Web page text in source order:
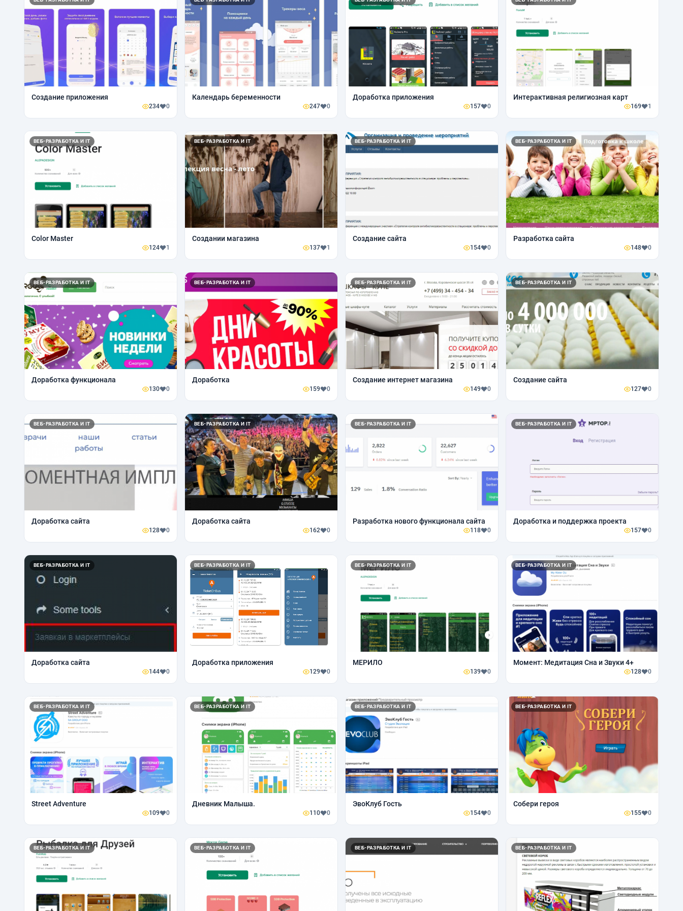
Создание приложения
234 0
Календарь беременности
247 0
Доработка приложения
157 0
Интерактивная религиозная карт
169 1
ВЕБ-РАЗРАБОТКА И IT
Color Master
124 1
ВЕБ-РАЗРАБОТКА И IT
Создании магазина
137 1
ВЕБ-РАЗРАБОТКА И IT
Создание сайта
154 0
ВЕБ-РАЗРАБОТКА И IT
Разработка сайта
148 0
ВЕБ-РАЗРАБОТКА И IT
Доработка функционала
130 0
ВЕБ-РАЗРАБОТКА И IT
Доработка
159 0
ВЕБ-РАЗРАБОТКА И IT
Создание интернет магазина
149 0
ВЕБ-РАЗРАБОТКА И IT
Создание сайта
127 0
ВЕБ-РАЗРАБОТКА И IT
Доработка сайта
128 0
ВЕБ-РАЗРАБОТКА И IT
Доработка сайта
162 0
ВЕБ-РАЗРАБОТКА И IT
Разработка нового функционала сайта
118 0
ВЕБ-РАЗРАБОТКА И IT
Доработка и поддержка проекта
157 0
ВЕБ-РАЗРАБОТКА И IT
Доработка сайта
144 0
ВЕБ-РАЗРАБОТКА И IT
Доработка приложения
129 0
ВЕБ-РАЗРАБОТКА И IT
МЕРИЛО
139 0
ВЕБ-РАЗРАБОТКА И IT
Момент: Медитация Сна и Звуки 4+
128 0
ВЕБ-РАЗРАБОТКА И IT
Street Adventure
109 0
ВЕБ-РАЗРАБОТКА И IT
Дневник Малыша.
110 0
ВЕБ-РАЗРАБОТКА И IT
ЭвоКлуб Гость
154 0
ВЕБ-РАЗРАБОТКА И IT
Собери героя
155 0
ВЕБ-РАЗРАБОТКА И IT ВЕБ-РАЗРАБОТКА И IT ВЕБ-РАЗРАБОТКА И IT ВЕБ-РАЗРАБОТКА И IT